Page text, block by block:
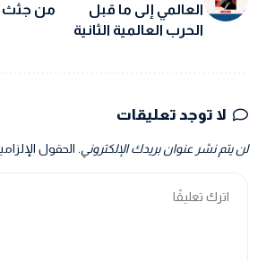
العالمي إلى ما قبل
الحرب العالمية الثانية
من جثث
لا توجد تعليقات
لن يتم نشر عنوان بريدك الإلكتروني. الحقول